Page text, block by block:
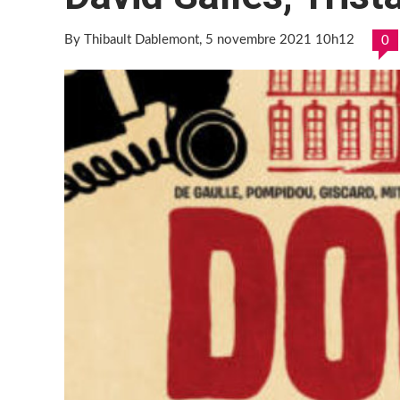
By Thibault Dablemont, 5 novembre 2021 10h12 0